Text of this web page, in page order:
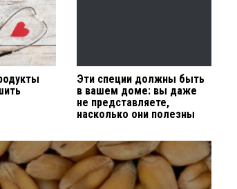
Эти специи должны быть
в вашем доме: вы даже
не представляете,
насколько они полезны